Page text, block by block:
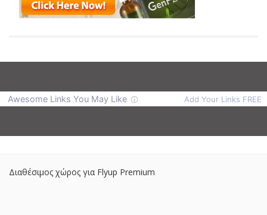
Διαθέσιμος χώρος για Flyup Premium